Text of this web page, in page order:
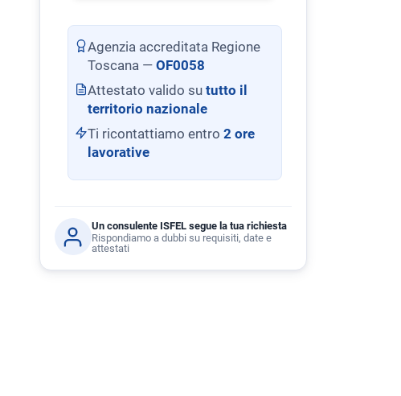
Agenzia accreditata Regione
Toscana —OF0058
Attestato valido sututto il
territorio nazionale
Ti ricontattiamo entro2 ore
lavorative
Un consulente ISFEL segue la tua richiesta
Rispondiamo a dubbi su requisiti, date e
attestati